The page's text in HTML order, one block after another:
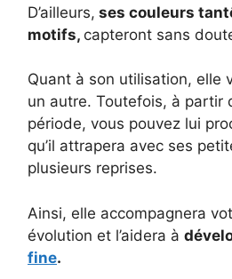
D’ailleurs, ses couleurs
motifs, capteront sans
Quant à son utilisation, elle
un autre. Toutefois, à partir
période, vous pouvez lui
qu’il attrapera avec ses
plusieurs reprises.
Ainsi, elle accompagnera
évolution et l’aidera à
fine.